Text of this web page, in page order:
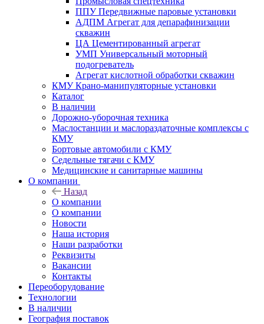
ППУ Передвижные паровые установки
АДПМ Агрегат для депарафинизации
скважин
ЦА Цементированный агрегат
УМП Универсальный моторный
подогреватель
Агрегат кислотной обработки скважин
КМУ Крано-манипуляторные установки
Каталог
В наличии
Дорожно-уборочная техника
Маслостанции и маслораздаточные комплексы с
КМУ
Бортовые автомобили с КМУ
Седельные тягачи с КМУ
Медицинские и санитарные машины
О компании
Назад
О компании
О компании
Новости
Наша история
Наши разработки
Реквизиты
Вакансии
Контакты
Переоборудование
Технологии
В наличии
География поставок